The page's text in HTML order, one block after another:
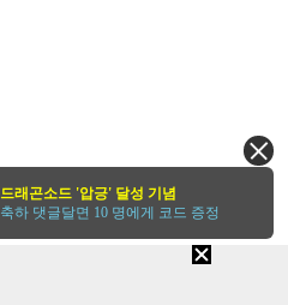
드래곤소드 '압긍' 달성 기념
축하 댓글달면 10 명에게 코드 증정